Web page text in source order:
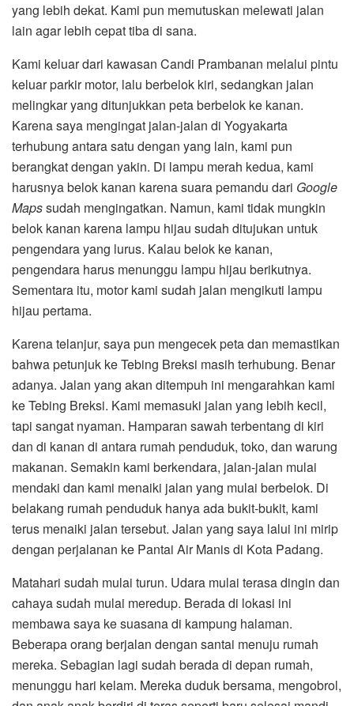
yang lebih dekat. Kami pun memutuskan melewati jalan
lain agar lebih cepat tiba di sana.
Kami keluar dari kawasan Candi Prambanan melalui pintu
keluar parkir motor, lalu berbelok kiri, sedangkan jalan
melingkar yang ditunjukkan peta berbelok ke kanan.
Karena saya mengingat jalan-jalan di Yogyakarta
terhubung antara satu dengan yang lain, kami pun
berangkat dengan yakin. Di lampu merah kedua, kami
harusnya belok kanan karena suara pemandu dari Google
Mapssudah mengingatkan. Namun, kami tidak mungkin
belok kanan karena lampu hijau sudah ditujukan untuk
pengendara yang lurus. Kalau belok ke kanan,
pengendara harus menunggu lampu hijau berikutnya.
Sementara itu, motor kami sudah jalan mengikuti lampu
hijau pertama.
Karena telanjur, saya pun mengecek peta dan memastikan
bahwa petunjuk ke Tebing Breksi masih terhubung. Benar
adanya. Jalan yang akan ditempuh ini mengarahkan kami
ke Tebing Breksi. Kami memasuki jalan yang lebih kecil,
tapi sangat nyaman. Hamparan sawah terbentang di kiri
dan di kanan di antara rumah penduduk, toko, dan warung
makanan. Semakin kami berkendara, jalan-jalan mulai
mendaki dan kami menaiki jalan yang mulai berbelok. Di
belakang rumah penduduk hanya ada bukit-bukit, kami
terus menaiki jalan tersebut. Jalan yang saya lalui ini mirip
dengan perjalanan ke Pantai Air Manis di Kota Padang.
Matahari sudah mulai turun. Udara mulai terasa dingin dan
cahaya sudah mulai meredup. Berada di lokasi ini
membawa saya ke suasana di kampung halaman.
Beberapa orang berjalan dengan santai menuju rumah
mereka. Sebagian lagi sudah berada di depan rumah,
menunggu hari kelam. Mereka duduk bersama, mengobrol,